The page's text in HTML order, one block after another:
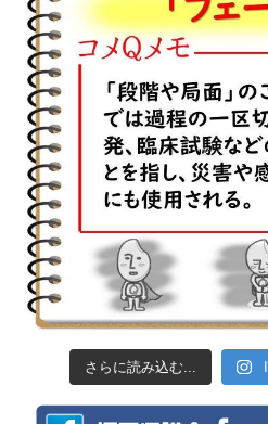
さらに読み込む...